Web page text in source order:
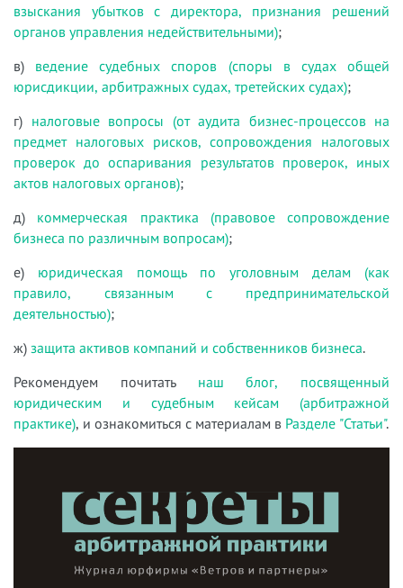
взыскания убытков с директора, признания решений
органов управления недействительными);
в) ведение судебных споров (споры в судах общей
юрисдикции, арбитражных судах, третейских судах);
г) налоговые вопросы (от аудита бизнес-процессов на
предмет налоговых рисков, сопровождения налоговых
проверок до оспаривания результатов проверок, иных
актов налоговых органов);
д) коммерческая практика (правовое сопровождение
бизнеса по различным вопросам);
е) юридическая помощь по уголовным делам (как
правило, связанным с предпринимательской
деятельностью);
ж) защита активов компаний и собственников бизнеса.
Рекомендуем почитать наш блог, посвященный
юридическим и судебным кейсам (арбитражной
практике), и ознакомиться с материалам в Разделе "Статьи".